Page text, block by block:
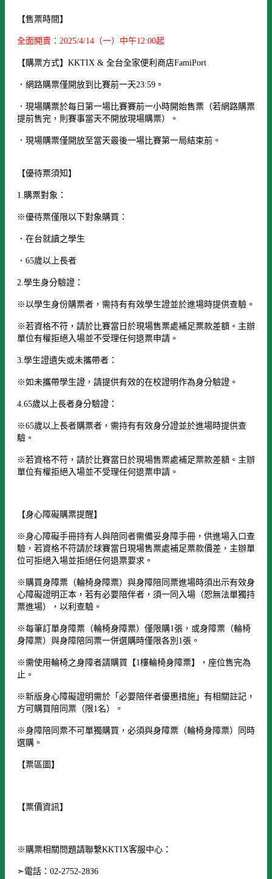
【售票時間】
全面開賣：2025/4/14（一）中午12:00起
【購票方式】KKTIX & 全台全家便利商店FamiPort
．網路購票僅開放到比賽前一天23:59。
．現場購票於每日第一場比賽賽前一小時開始售票（若網路購票
提前售完，則賽事當天不開放現場購票）。
．現場購票僅開放至當天最後一場比賽第一局結束前。
【優待票須知】
1.購票對象：
※優待票僅限以下對象購買：
．在台就讀之學生
．65歲以上長者
2.學生身分驗證：
※以學生身份購票者，需持有有效學生證並於進場時提供查驗。
※若資格不符，請於比賽當日於現場售票處補足票款差額。主辦
單位有權拒絕入場並不受理任何退票申請。
3.學生證遺失或未攜帶者：
※如未攜帶學生證，請提供有效的在校證明作為身分驗證。
4.65歲以上長者身分驗證：
※65歲以上長者購票者，需持有有效身分證並於進場時提供查
驗。
※若資格不符，請於比賽當日於現場售票處補足票款差額。主辦
單位有權拒絕入場並不受理任何退票申請。
【身心障礙購票提醒】
※身心障礙手冊持有人與陪同者需備妥身障手冊，供進場入口查
驗，若資格不符請於球賽當日現場售票處補足票款價差，主辦單
位可拒絕入場並拒絕任何退票要求。
※購買身障票（輪椅身障票）與身障陪同票進場時須出示有效身
心障礙證明正本，若有必要陪伴者，須一同入場（恕無法單獨持
票進場），以利查驗。
※每筆訂單身障票（輪椅身障票）僅限購1張，或身障票（輪椅
身障票）與身障陪同票一併選購時僅限各別1張。
※需使用輪椅之身障者請購買【1樓輪椅身障票】，座位售完為
止。
※新版身心障礙證明需於「必要陪伴者優惠措施」有相關註記，
方可購買陪同票（限1名）。
※身障陪同票不可單獨購買，必須與身障票（輪椅身障票）同時
選購。
【票區圖】
【票價資訊】
※購票相關問題請聯繫KKTIX客服中心：
➣電話：02-2752-2836